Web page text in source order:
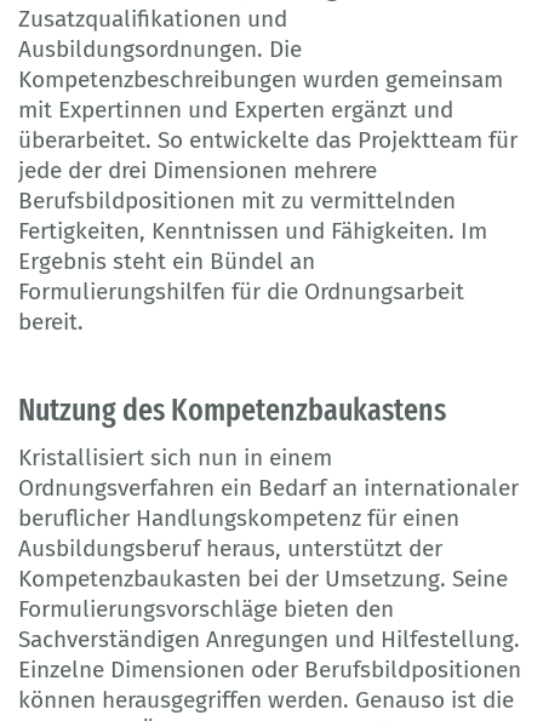
Zusatzqualifikationen und
Ausbildungsordnungen. Die
Kompetenzbeschreibungen wurden gemeinsam
mit Expertinnen und Experten ergänzt und
überarbeitet. So entwickelte das Projektteam für
jede der drei Dimensionen mehrere
Berufsbildpositionen mit zu vermittelnden
Fertigkeiten, Kenntnissen und Fähigkeiten. Im
Ergebnis steht ein Bündel an
Formulierungshilfen für die Ordnungsarbeit
bereit.
Nutzung des Kompetenzbaukastens
Kristallisiert sich nun in einem
Ordnungsverfahren ein Bedarf an internationaler
beruflicher Handlungskompetenz für einen
Ausbildungsberuf heraus, unterstützt der
Kompetenzbaukasten bei der Umsetzung. Seine
Formulierungsvorschläge bieten den
Sachverständigen Anregungen und Hilfestellung.
Einzelne Dimensionen oder Berufsbildpositionen
können herausgegriffen werden. Genauso ist die